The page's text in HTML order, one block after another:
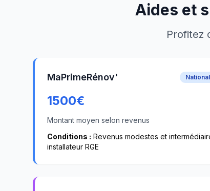
Aides et
Profitez
MaPrimeRénov'
1500€
Montant moyen selon revenus
Conditions : Revenus modestes et
installateur RGE